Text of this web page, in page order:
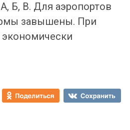
Б, В. Для аэропортов
завышены. При